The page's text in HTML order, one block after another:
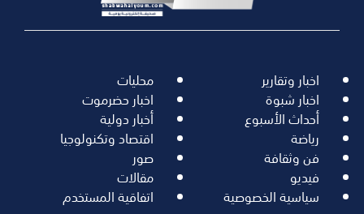
اخبار وتقارير محليات
اخبار شبوة اخبار حضرموت
أحداث الأسبوع أخبار دولية
رياضة اقتصاد وتكنولوجيا
فن وثقافة صور
فيديو مقالات
سياسية الخصوصية اتفاقية المستخدم